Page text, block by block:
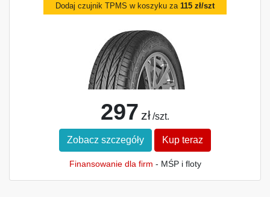
Dodaj czujnik TPMS w koszyku za 115 zł/szt
297 zł /szt.
Zobacz szczegóły Kup teraz
Finansowanie dla firm - MŚP i floty